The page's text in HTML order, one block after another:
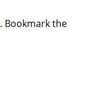
. Bookmark the